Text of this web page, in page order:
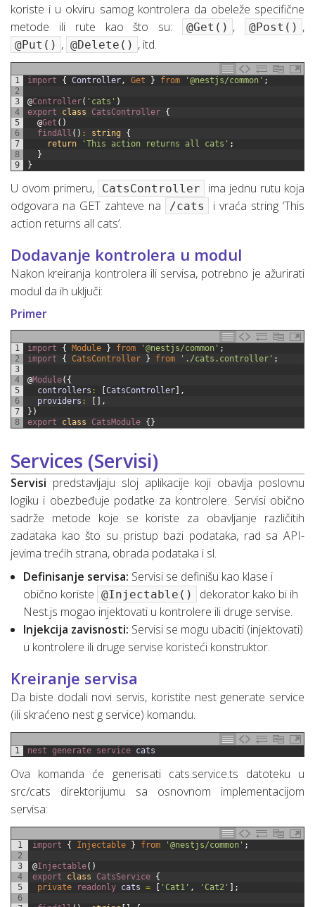
koriste i u okviru samog kontrolera da obeleže specifične
metode ili rute kao što su:
@Get() , @Post() ,
@Put() , @Delete() , itd.
1
2
3
4
5
6
7
8
9
import { Controller, Get } from '@nestjs/common' ;
@Controller( 'cats' )
export
class CatsController {
@Get ( )
findAll ( ) : string
{
return
'This action returns all cats' ;
}
}
U ovom primeru, CatsController
ima jednu rutu koja
odgovara na GET zahteve na
/cats
i vraća string ‘This
action returns all cats’.
Dodavanje kontrolera u modul
Nakon kreiranja kontrolera ili servisa, potrebno je ažurirati
modul da ih uključi:
Primer
1
2
3
4
5
6
7
8
import { Module } from '@nestjs/common' ;
import
{ CatsController } from './cats.controller' ;
@Module( {
controllers : [CatsController] ,
providers : [ ] ,
} )
export
class CatsModule {}
Services (Servisi)
Servisi predstavljaju sloj aplikacije koji obavlja poslovnu
logiku i obezbeđuje podatke za kontrolere. Servisi obično
sadrže metode koje se koriste za obavljanje različitih
zadataka kao što su pristup bazi podataka, rad sa API-
jevima trećih strana, obrada podataka i sl.
Definisanje servisa: Servisi se definišu kao klase i
obično koriste @Injectable()
dekorator kako bi ih
Nest.js mogao injektovati u kontrolere ili druge servise.
Injekcija zavisnosti: Servisi se mogu ubaciti (injektovati)
u kontrolere ili druge servise koristeći konstruktor.
Kreiranje servisa
Da biste dodali novi servis, koristite nest generate service
(ili skraćeno nest g service) komandu.
1 nest generate service cats
Ova komanda će generisati cats.service.ts datoteku u
src/cats direktorijumu sa osnovnom implementacijom
servisa:
1
2
3
4
5
6
import { Injectable } from '@nestjs/common' ;
@Injectable( )
export
class CatsService {
private
readonly cats = [ 'Cat1' , 'Cat2' ] ;